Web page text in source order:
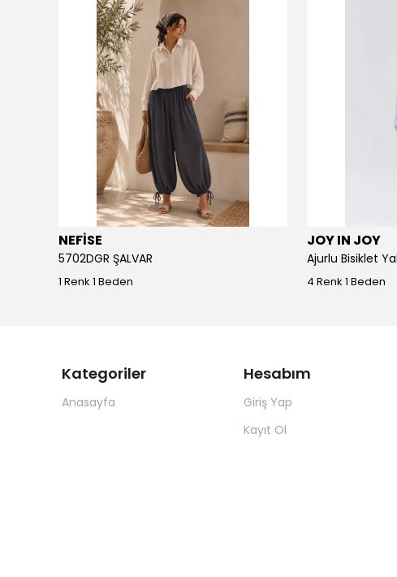
NEFİSE
5702DGR ŞALVAR
1 Renk 1 Beden
JOY IN JOY
Ajurlu Bisiklet
4 Renk 1 Beden
Kategoriler
Anasayfa
Hesabım
Giriş Yap
Kayıt Ol